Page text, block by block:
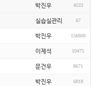
박진우 4533
실습실관리 67
박진우 156600
이제석 10475
문건우 8671
박진우 6818